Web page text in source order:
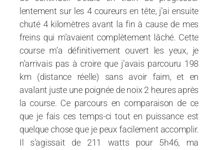
lentement sur les 4 coureurs en tête, j’ai ensuite
chuté 4 kilomètres avant la fin à cause de mes
freins qui m’avaient complètement lâché. Cette
course m’a définitivement ouvert les yeux, je
n’arrivais pas à croire que j’avais parcouru 198
km (distance réelle) sans avoir faim, et en
avalant juste une poignée de noix 2 heures après
la course. Ce parcours en comparaison de ce
que je fais ces temps-ci tout en puissance est
quelque chose que je peux facilement accomplir.
Il s’agissait de 211 watts pour 5h46, ma